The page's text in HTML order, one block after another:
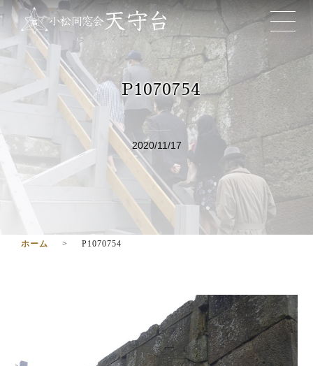
P1070754
2020/11/17
ホーム P1070754